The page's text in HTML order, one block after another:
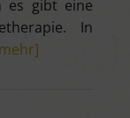
es gibt eine
In